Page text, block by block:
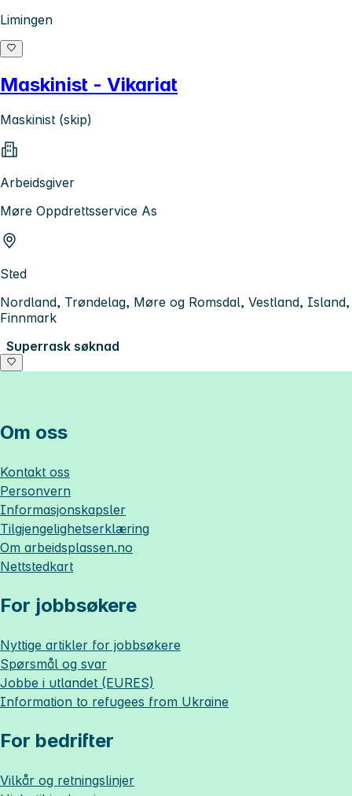
Limingen
Maskinist - Vikariat
Maskinist (skip)
Arbeidsgiver
Møre Oppdrettsservice As
Sted
Nordland, Trøndelag, Møre og Romsdal, Vestland, Island,
Finnmark
Superrask søknad
Om oss
Kontakt oss
Personvern
Informasjonskapsler
Tilgjengelighetserklæring
Om arbeidsplassen.no
Nettstedkart
For jobbsøkere
Nyttige artikler for jobbsøkere
Spørsmål og svar
Jobbe i utlandet (EURES)
Information to refugees from Ukraine
For bedrifter
Vilkår og retningslinjer